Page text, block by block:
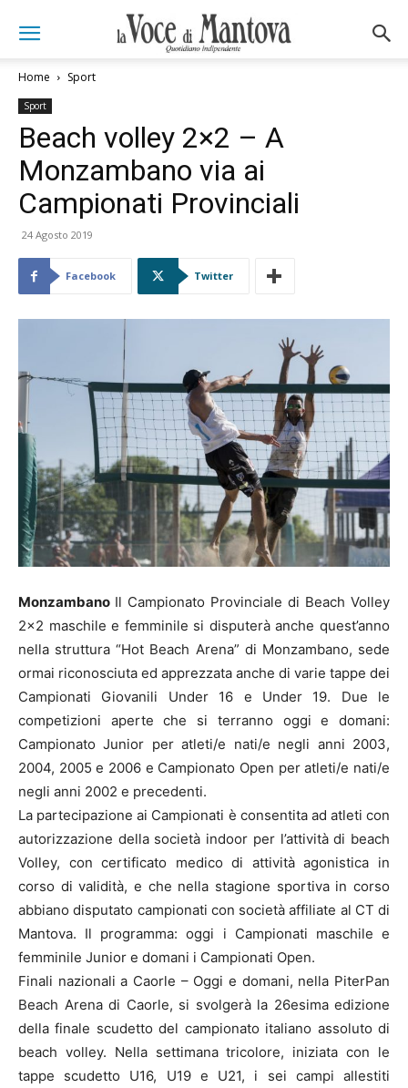
Home Sport
Sport
Beach volley 2×2 – A
Monzambano via ai
Campionati Provinciali
24 Agosto 2019
Facebook Twitter
Monzambano Il Campionato Provinciale di Beach Volley
2×2 maschile e femminile si disputerà anche quest’anno
nella struttura “Hot Beach Arena” di Monzambano, sede
ormai riconosciuta ed apprezzata anche di varie tappe dei
Campionati Giovanili Under 16 e Under 19. Due le
competizioni aperte che si terranno oggi e domani:
Campionato Junior per atleti/e nati/e negli anni 2003,
2004, 2005 e 2006 e Campionato Open per atleti/e nati/e
negli anni 2002 e precedenti.
La partecipazione ai Campionati è consentita ad atleti con
autorizzazione della società indoor per l’attività di beach
Volley, con certificato medico di attività agonistica in
corso di validità, e che nella stagione sportiva in corso
abbiano disputato campionati con società affiliate al CT di
Mantova. Il programma: oggi i Campionati maschile e
femminile Junior e domani i Campionati Open.
Finali nazionali a Caorle – Oggi e domani, nella PiterPan
Beach Arena di Caorle, si svolgerà la 26esima edizione
della finale scudetto del campionato italiano assoluto di
beach volley. Nella settimana tricolore, iniziata con le
tappe scudetto U16, U19 e U21, i sei campi allestiti